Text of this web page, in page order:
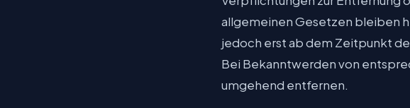
allgemeinen Gesetzen bleiben
jedoch erst ab dem Zeitpunkt
Bei Bekanntwerden von
umgehend entfernen.